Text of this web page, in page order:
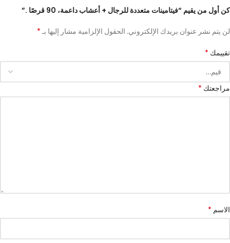
كن أول من يقيم “فيتامينات متعددة للرجال + أعشاب داعمة، 90 قرصًا .”
لن يتم نشر عنوان بريدك الإلكتروني. الحقول الإلزامية مشار إليها بـ *
تقييمك *
مراجعتك *
الاسم *